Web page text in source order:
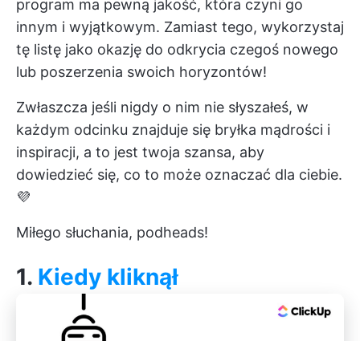
program ma pewną jakość, która czyni go
innym i wyjątkowym. Zamiast tego, wykorzystaj
tę listę jako okazję do odkrycia czegoś nowego
lub poszerzenia swoich horyzontów!
Zwłaszcza jeśli nigdy o nim nie słyszałeś, w
każdym odcinku znajduje się bryłka mądrości i
inspiracji, a to jest twoja szansa, aby
dowiedzieć się, co to może oznaczać dla ciebie.
💜
Miłego słuchania, podheads!
1. Kiedy kliknął